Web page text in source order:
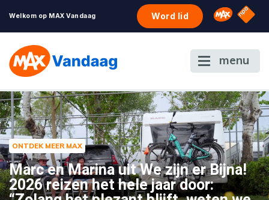
Welkom op MAX Vandaag Word lid Omroep
NPO
menu
ONTDEK MEER MAX
Marc en Marina uit We zijn er Bijna!
2026 reizen het hele jaar door: